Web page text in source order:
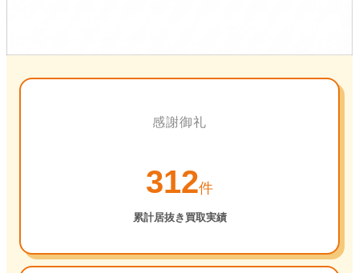
感謝御礼
312件
累計居抜き買取実績